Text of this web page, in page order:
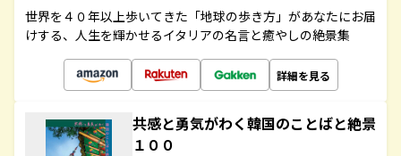
世界を４０年以上歩いてきた「地球の歩き方」があなたにお届
けする、人生を輝かせるイタリアの名言と癒やしの絶景集
詳細を見る
共感と勇気がわく韓国のことばと絶景
１００